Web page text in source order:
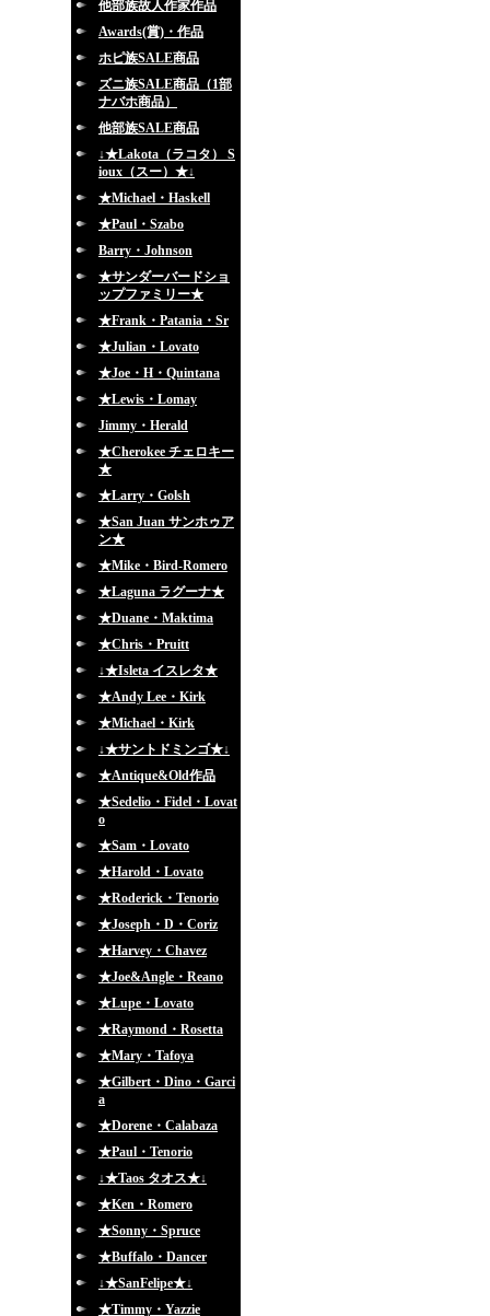
他部族故人作家作品
Awards(賞)・作品
ホピ族SALE商品
ズニ族SALE商品（1部
ナバホ商品）
他部族SALE商品
↓★Lakota（ラコタ） S
ioux（スー）★↓
★Michael・Haskell
★Paul・Szabo
Barry・Johnson
★サンダーバードショ
ップファミリー★
★Frank・Patania・Sr
★Julian・Lovato
★Joe・H・Quintana
★Lewis・Lomay
Jimmy・Herald
★Cherokee チェロキー
★
★Larry・Golsh
★San Juan サンホゥア
ン★
★Mike・Bird-Romero
★Laguna ラグーナ★
★Duane・Maktima
★Chris・Pruitt
↓★Isleta イスレタ★
★Andy Lee・Kirk
★Michael・Kirk
↓★サントドミンゴ★↓
★Antique&Old作品
★Sedelio・Fidel・Lovat
o
★Sam・Lovato
★Harold・Lovato
★Roderick・Tenorio
★Joseph・D・Coriz
★Harvey・Chavez
★Joe&Angle・Reano
★Lupe・Lovato
★Raymond・Rosetta
★Mary・Tafoya
★Gilbert・Dino・Garci
a
★Dorene・Calabaza
★Paul・Tenorio
↓★Taos タオス★↓
★Ken・Romero
★Sonny・Spruce
★Buffalo・Dancer
↓★SanFelipe★↓
★Timmy・Yazzie